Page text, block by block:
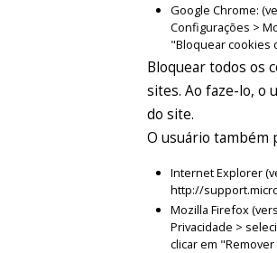
Google Chrome:
Configurações >
"Bloquear cookies
Bloquear todos os
sites. Ao faze-lo, o
do site.
O usuário também
Internet Explorer
http://
Mozilla Firefox
Privacidade >
clicar em